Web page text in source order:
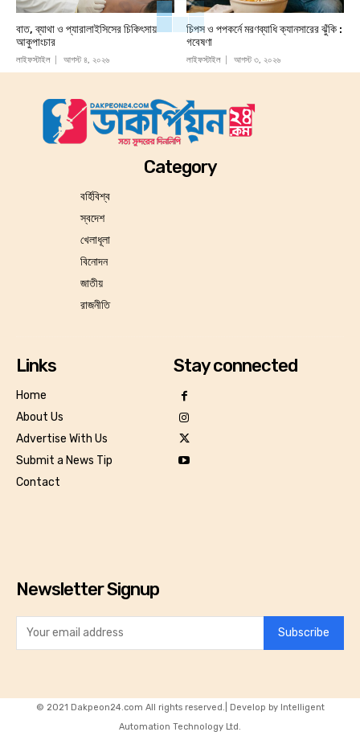
বাত, ব্যাথা ও প্যারালাইসিসের চিকিৎসায়
আকুপাংচার
লাইফস্টাইল আগস্ট ৪, ২০২৬
চিপস ও পপকর্নে মরণব্যাধি ক্যানসারের ঝুঁকি :
গবেষণা
লাইফস্টাইল আগস্ট ৩, ২০২৬
Category
বর্হিবিশ্ব
স্বদেশ
খেলাধূলা
বিনোদন
জাতীয়
রাজনীতি
Links
Home
About Us
Advertise With Us
Submit a News Tip
Contact
Stay connected
Newsletter Signup
Subscribe
© 2021 Dakpeon24.com All rights reserved.| Develop by Intelligent
Automation Technology Ltd.